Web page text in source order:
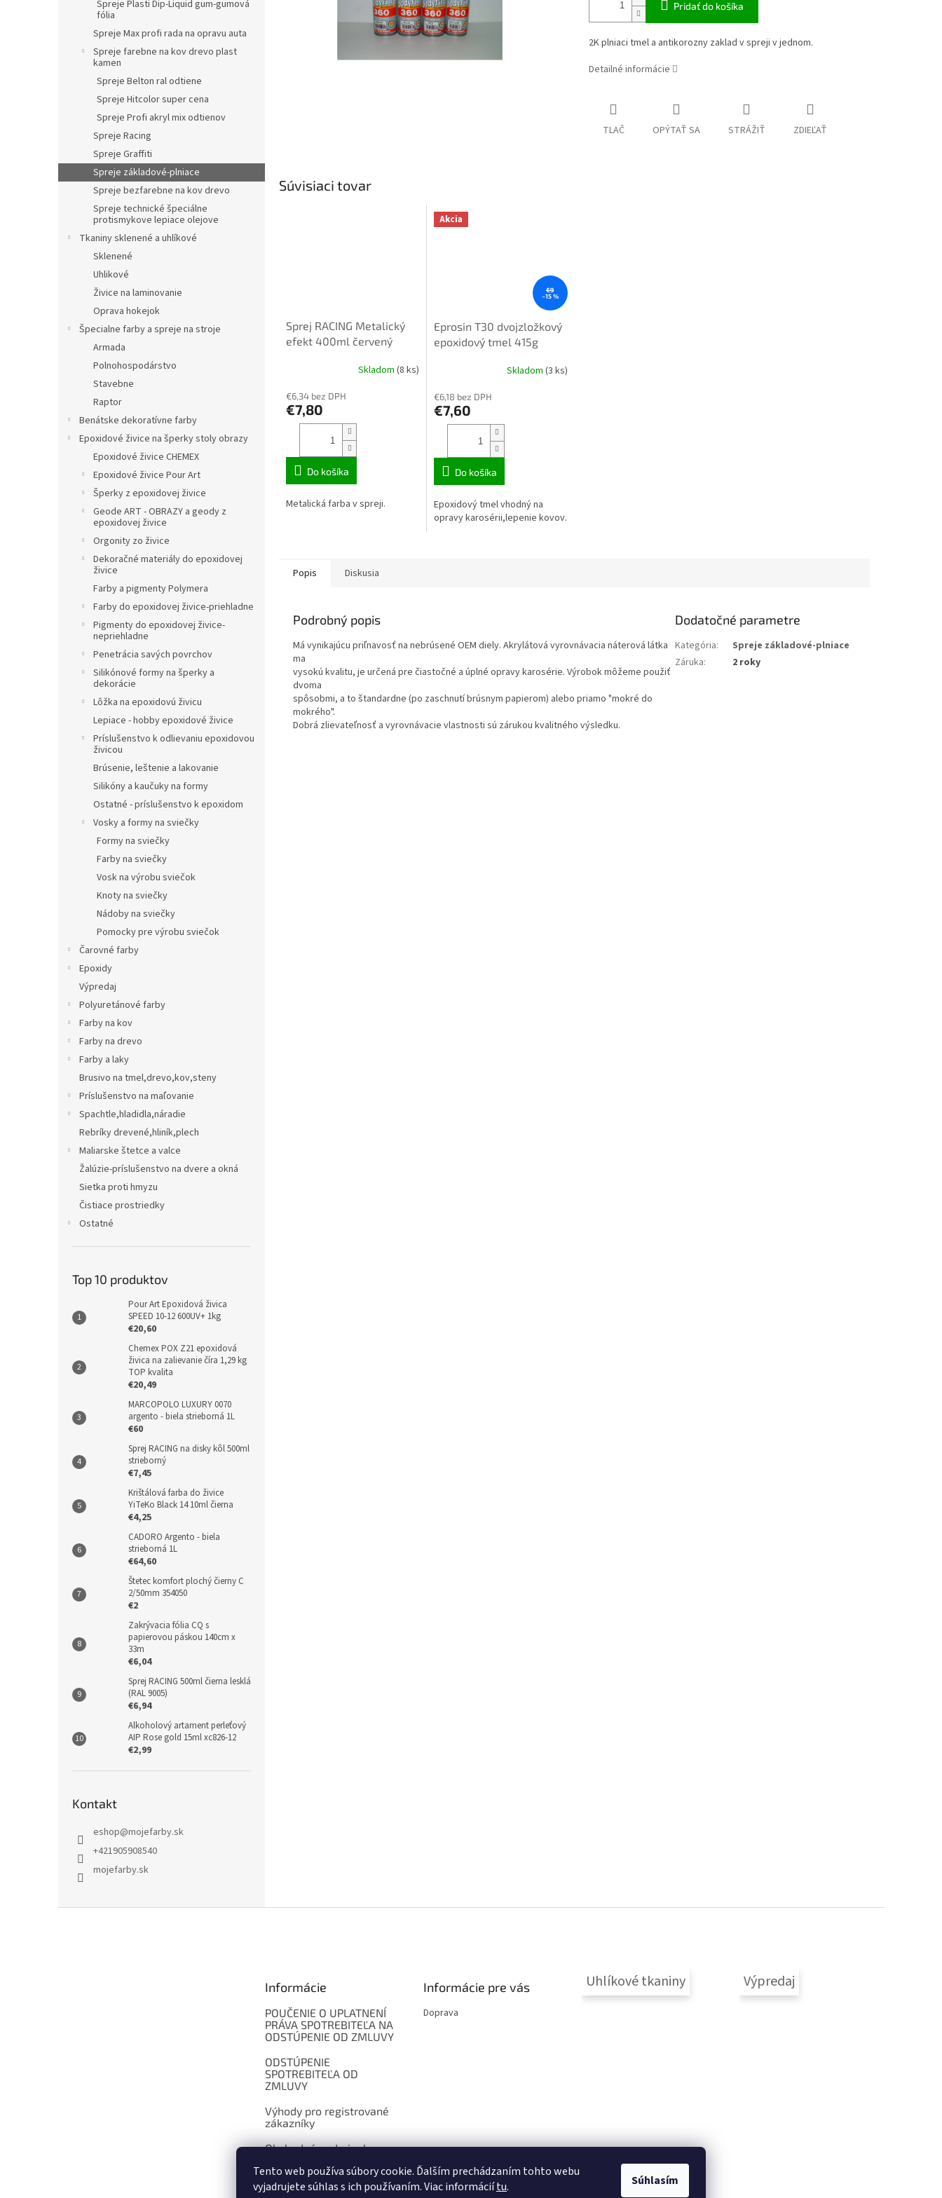
Tento web používa súbory cookie. Ďalším prechádzaním tohto webu
vyjadrujete súhlas s ich používaním. Viac informáciítu. Súhlasím
Spreje Plasti Dip-Liquid gum-gumová
fólia
Spreje Max profi rada na opravu auta
Spreje farebne na kov drevo plast
kamen
Spreje Belton ral odtiene
Spreje Hitcolor super cena
Spreje Profi akryl mix odtienov
Spreje Racing
Spreje Graffiti
Spreje základové-plniace
Spreje bezfarebne na kov drevo
Spreje technické špeciálne
protismykove lepiace olejove
Tkaniny sklenené a uhlíkové
Sklenené
Uhlikové
Živice na laminovanie
Oprava hokejok
Špecialne farby a spreje na stroje
Armada
Polnohospodárstvo
Stavebne
Raptor
Benátske dekoratívne farby
Epoxidové živice na šperky stoly obrazy
Epoxidové živice CHEMEX
Epoxidové živice Pour Art
Šperky z epoxidovej živice
Geode ART - OBRAZY a geody z
epoxidovej živice
Orgonity zo živice
Dekoračné materiály do epoxidovej
živice
Farby a pigmenty Polymera
Farby do epoxidovej živice-priehladne
Pigmenty do epoxidovej živice-
nepriehladne
Penetrácia savých povrchov
Silikónové formy na šperky a
dekorácie
Lôžka na epoxidovú živicu
Lepiace - hobby epoxidové živice
Príslušenstvo k odlievaniu epoxidovou
živicou
Brúsenie, leštenie a lakovanie
Silikóny a kaučuky na formy
Ostatné - príslušenstvo k epoxidom
Vosky a formy na sviečky
Formy na sviečky
Farby na sviečky
Vosk na výrobu sviečok
Knoty na sviečky
Nádoby na sviečky
Pomocky pre výrobu sviečok
Čarovné farby
Epoxidy
Výpredaj
Polyuretánové farby
Farby na kov
Farby na drevo
Farby a laky
Brusivo na tmel,drevo,kov,steny
Príslušenstvo na maľovanie
Spachtle,hladidla,náradie
Rebríky drevené,hliník,plech
Maliarske štetce a valce
Žalúzie-príslušenstvo na dvere a okná
Sietka proti hmyzu
Čistiace prostriedky
Ostatné
Top 10 produktov
Pour Art Epoxidová živica
SPEED 10-12 600UV+ 1kg
€20,60
Chemex POX Z21 epoxidová
živica na zalievanie číra 1,29 kg
TOP kvalita
€20,49
MARCOPOLO LUXURY 0070
argento - biela strieborná 1L
€60
Sprej RACING na disky kôl 500ml
strieborný
€7,45
Krištálová farba do živice
YiTeKo Black 14 10ml čierna
€4,25
CADORO Argento - biela
strieborná 1L
€64,60
Štetec komfort plochý čierny C
2/50mm 354050
€2
Zakrývacia fólia CQ s
papierovou páskou 140cm x
33m
€6,04
Sprej RACING 500ml čierna lesklá
(RAL 9005)
€6,94
Alkoholový artament perleťový
AIP Rose gold 15ml xc826-12
€2,99
Kontakt
eshop@mojefarby.sk
+421905908540
mojefarby.sk
Pridať do košíka
2K plniaci tmel a antikorozny zaklad v spreji v jednom.
Detailné informácie
TLAČ OPÝTAŤ SA STRÁŽIŤ ZDIEĽAŤ
Súvisiaci tovar
Sprej RACING Metalický
efekt 400ml červený
Skladom (8 ks)
€6,34 bez DPH
€7,80
Do košíka
Metalická farba v spreji.
Akcia
€9
–15 %
Eprosin T30 dvojzložkový
epoxidový tmel 415g
Skladom (3 ks)
€6,18 bez DPH
€7,60
Do košíka
Epoxidový tmel vhodný na
opravy karosérii,lepenie kovov.
Popis Diskusia
Podrobný popis
Má vynikajúcu priľnavosť na nebrúsené OEM diely. Akrylátová vyrovnávacia náterová látka
ma
vysokú kvalitu, je určená pre čiastočné a úplné opravy karosérie. Výrobok môžeme použiť
dvoma
spôsobmi, a to štandardne (po zaschnutí brúsnym papierom) alebo priamo "mokré do
mokrého".
Dobrá zlievateľnosť a vyrovnávacie vlastnosti sú zárukou kvalitného výsledku.
Dodatočné parametre
Kategória:
Spreje základové-plniace
Záruka: 2 roky
Informácie
POUČENIE O UPLATNENÍ
PRÁVA SPOTREBITEĽA NA
ODSTÚPENIE OD ZMLUVY
ODSTÚPENIE
SPOTREBITEĽA OD
ZMLUVY
Výhody pro registrované
zákazníky
Obchodné podmienky
Kontakt
Informácie pre vás
Doprava
Uhlíkové tkaniny Výpredaj